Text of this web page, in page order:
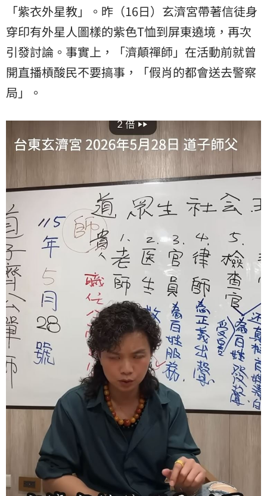
「紫衣外星教」。昨（16日）玄濟宮帶著信徒身
穿印有外星人圖樣的紫色T恤到屏東遶境，再次
引發討論。事實上，「濟顛禪師」在活動前就曾
開直播槓酸民不要搞事，「假肖的都會送去警察
局」。